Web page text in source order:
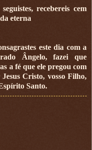
recebereis cem
eterna
este dia com a
Ângelo, fazei que
a fé que ele pregou com
Cristo, vosso Filho,
Santo.